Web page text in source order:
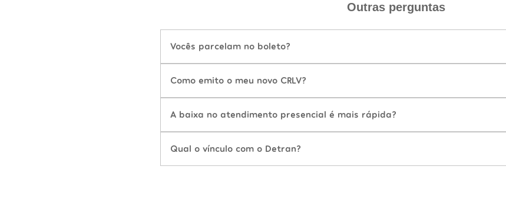
Outras perguntas
Vocês parcelam no boleto?
Como emito o meu novo CRLV?
A baixa no atendimento presencial é mais rápida?
Qual o vínculo com o Detran?